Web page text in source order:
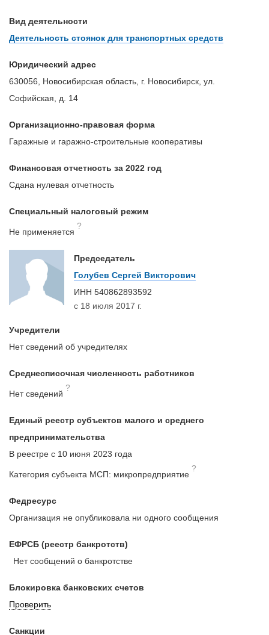
Вид деятельности
Деятельность стоянок для транспортных средств
Юридический адрес
630056, Новосибирская область, г. Новосибирск, ул.
Софийская, д. 14
Организационно-правовая форма
Гаражные и гаражно-строительные кооперативы
Финансовая отчетность за 2022 год
Сдана нулевая отчетность
Специальный налоговый режим
Не применяется
?
Председатель
Голубев Сергей Викторович
ИНН 540862893592
с 18 июля 2017 г.
Учредители
Нет сведений об учредителях
Среднесписочная численность работников
Нет сведений
?
Единый реестр субъектов малого и среднего
предпринимательства
В реестре с 10 июня 2023 года
Категория субъекта МСП: микропредприятие
?
Федресурс
Организация не опубликовала ни одного сообщения
ЕФРСБ (реестр банкротств)
Нет сообщений о банкротстве
Блокировка банковских счетов
Проверить
Санкции